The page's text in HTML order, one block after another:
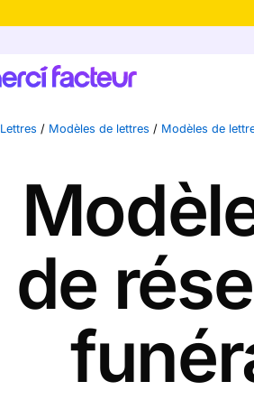
Lettres / Modèles de lettres / Modèles de
de